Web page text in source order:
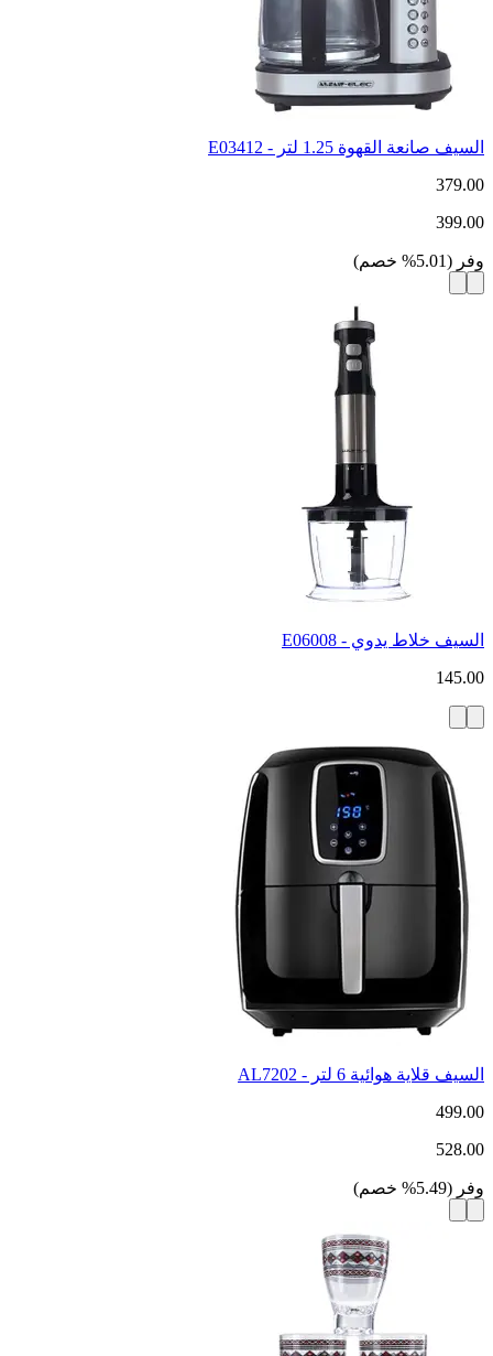
السيف صانعة القهوة 1.25 لتر - E03412
379.00
399.00
وفر (
5.01
% خصم)
السيف خلاط يدوي - E06008
145.00
السيف قلاية هوائية 6 لتر - AL7202
499.00
528.00
وفر (
5.49
% خصم)